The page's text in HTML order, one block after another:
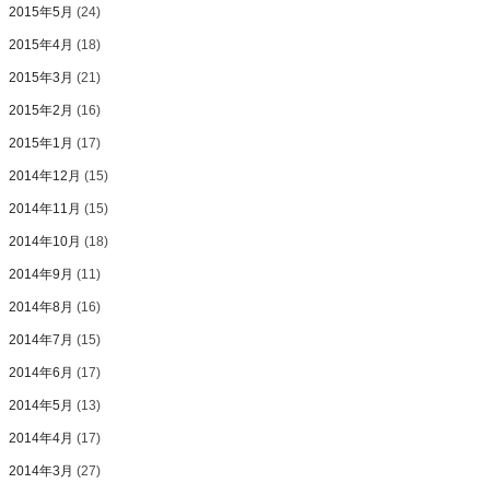
2015年5月 (24)
2015年4月 (18)
2015年3月 (21)
2015年2月 (16)
2015年1月 (17)
2014年12月 (15)
2014年11月 (15)
2014年10月 (18)
2014年9月 (11)
2014年8月 (16)
2014年7月 (15)
2014年6月 (17)
2014年5月 (13)
2014年4月 (17)
2014年3月 (27)